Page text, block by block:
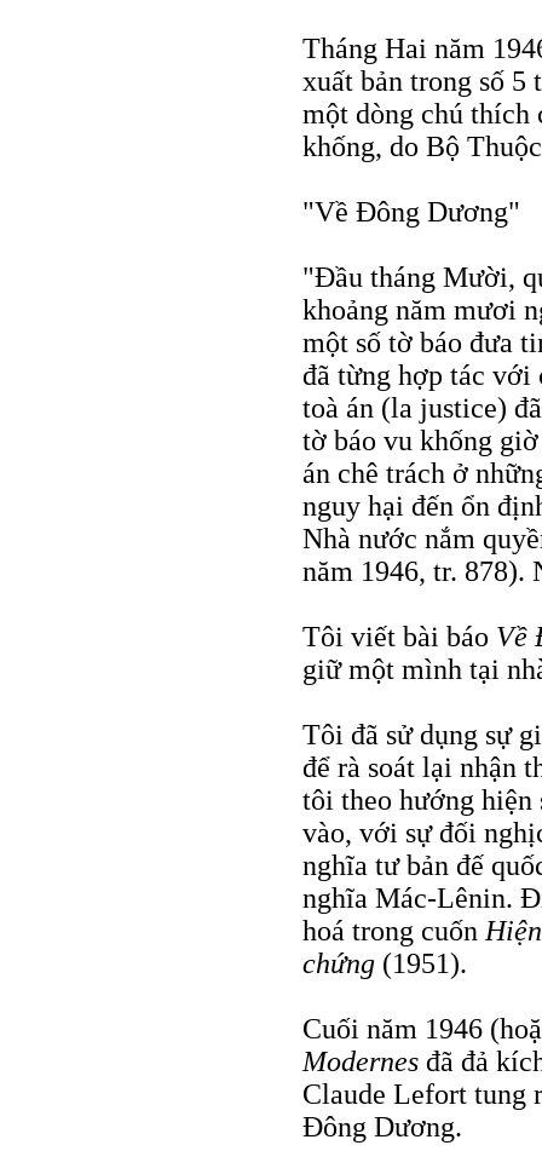
Tháng Hai năm
xuất bản trong số 5
một dòng chú thích
khống, do Bộ
"Về Đông Dương"
"Đầu tháng Mười,
khoảng năm mươi
một số tờ báo đưa
đã từng hợp tác với
toà án (la justice)
tờ báo vu khống
án chê trách ở
nguy hại đến ổn
Nhà nước nắm
năm 1946, tr. 878).
Tôi viết bài báo Về
giữ một mình tại
Tôi đã sử dụng sự
để rà soát lại nhận
tôi theo hướng
vào, với sự đối
nghĩa tư bản đế
nghĩa Mác-Lênin.
hoá trong cuốn
chứng (1951).
Cuối năm 1946
Modernes đã đả
Claude Lefort tung
Đông Dương.